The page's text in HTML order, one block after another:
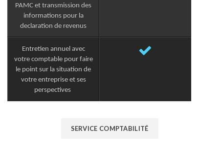
PAMC et transmission des
informations pour la
declaration de revenus
Entretien annuel avec
votre comptable pour faire
le point sur la situation de
votre entreprise et ses
perspectives
SERVICE COMPTABILITÉ